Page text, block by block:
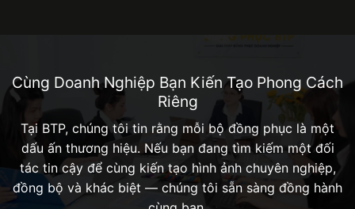
Cùng Doanh Nghiệp Bạn Kiến Tạo Phong Cách
Riêng
Tại BTP, chúng tôi tin rằng mỗi bộ đồng phục là một
dấu ấn thương hiệu. Nếu bạn đang tìm kiếm một đối
tác tin cậy để cùng kiến tạo hình ảnh chuyên nghiệp,
đồng bộ và khác biệt — chúng tôi sẵn sàng đồng hành